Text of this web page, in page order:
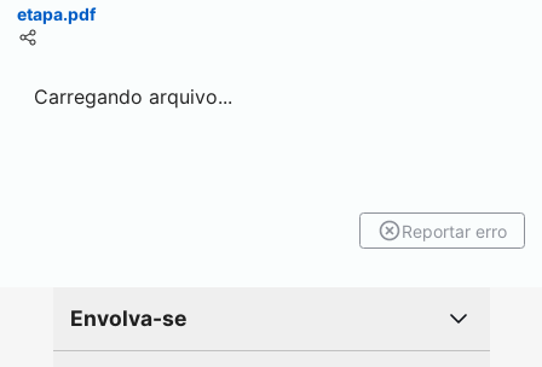
etapa.pdf
Carregando arquivo...
Reportar erro
Envolva-se